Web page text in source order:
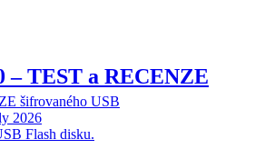
– TEST a RECENZE
šifrovaného USB
2026
Flash disku.